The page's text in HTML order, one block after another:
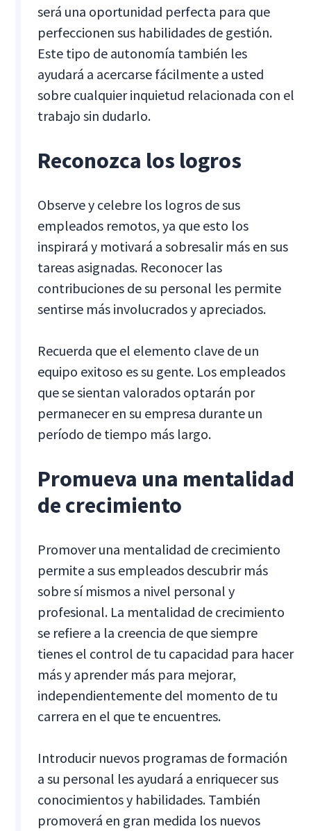
será una oportunidad perfecta para que
perfeccionen sus habilidades de gestión.
Este tipo de autonomía también les
ayudará a acercarse fácilmente a usted
sobre cualquier inquietud relacionada con el
trabajo sin dudarlo.
Reconozca los logros
Observe y celebre los logros de sus
empleados remotos, ya que esto los
inspirará y motivará a sobresalir más en sus
tareas asignadas. Reconocer las
contribuciones de su personal les permite
sentirse más involucrados y apreciados.
Recuerda que el elemento clave de un
equipo exitoso es su gente. Los empleados
que se sientan valorados optarán por
permanecer en su empresa durante un
período de tiempo más largo.
Promueva una mentalidad
de crecimiento
Promover una mentalidad de crecimiento
permite a sus empleados descubrir más
sobre sí mismos a nivel personal y
profesional. La mentalidad de crecimiento
se refiere a la creencia de que siempre
tienes el control de tu capacidad para hacer
más y aprender más para mejorar,
independientemente del momento de tu
carrera en el que te encuentres.
Introducir nuevos programas de formación
a su personal les ayudará a enriquecer sus
conocimientos y habilidades. También
promoverá en gran medida los nuevos